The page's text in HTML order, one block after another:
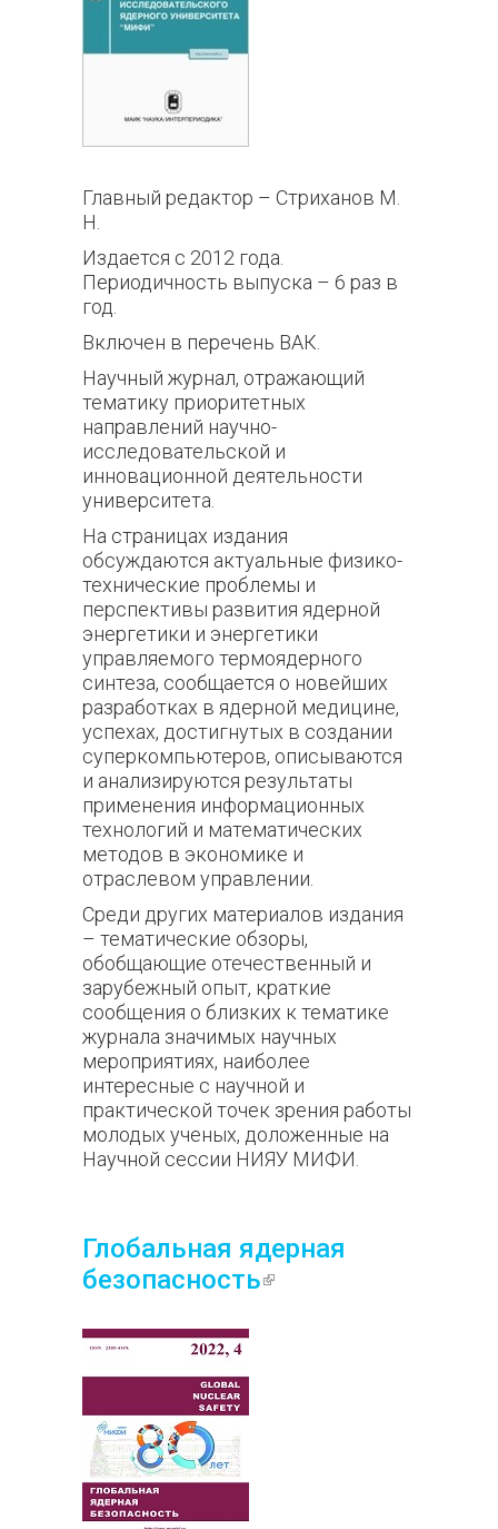
Главный редактор – Стриханов М.
Н.
Издается с 2012 года.
Периодичность выпуска – 6 раз в
год.
Включен в перечень ВАК.
Научный журнал, отражающий
тематику приоритетных
направлений научно-
исследовательской и
инновационной деятельности
университета.
На страницах издания
обсуждаются актуальные физико-
технические проблемы и
перспективы развития ядерной
энергетики и энергетики
управляемого термоядерного
синтеза, сообщается о новейших
разработках в ядерной медицине,
успехах, достигнутых в создании
суперкомпьютеров, описываются
и анализируются результаты
применения информационных
технологий и математических
методов в экономике и
отраслевом управлении.
Среди других материалов издания
– тематические обзоры,
обобщающие отечественный и
зарубежный опыт, краткие
сообщения о близких к тематике
журнала значимых научных
мероприятиях, наиболее
интересные с научной и
практической точек зрения работы
молодых ученых, доложенные на
Научной сессии НИЯУ МИФИ.
Глобальная ядерная
безопасность(внешняя